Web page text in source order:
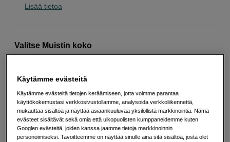
Lisää tietoa
Valitse Muistin koko
48TB 40TB 20TB
Käytämme evästeitä
Käytämme evästeitä tietojen keräämiseen, jotta voimme parantaa
käyttökokemustasi verkkosivustollamme, analysoida verkkoliikennettä,
mukauttaa sisältöä ja näyttää asiaankuuluvaa yksilöllistä markkinointia. Nämä
evästeet sisältävät sekä omia että ulkopuolisten kumppaneidemme kuten
Googlen evästeitä, joiden kanssa jaamme tietoja markkinoinnin
personoimiseksi. Tavoitteemme on näyttää sinulle aina sitä sisältöä, josta olet